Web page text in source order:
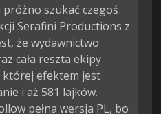
próżno szukać czegoś
Serafini Productions z
że wydawnictwo
cała reszta ekipy
której efektem jest
i aż 581 lajków.
pełna wersja PL, bo